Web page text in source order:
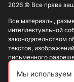
Все материалы,
интеллектуальной
законодательством
текстов,
письменного
Информация,
2026 © Все права
Мы